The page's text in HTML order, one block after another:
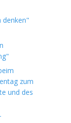
denken"
zum
und des